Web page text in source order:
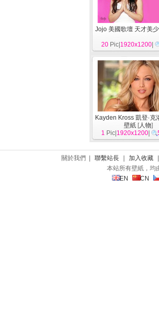
Jojo 美國歌壇 天才美
20 Pic| 1920x1200
Kayden Kross 凱登·克
壁紙 [人物]
1 Pic| 1920x1200
關於我們 | 聯繫站長 加入收藏
本站所有壁紙，均
EN
CN